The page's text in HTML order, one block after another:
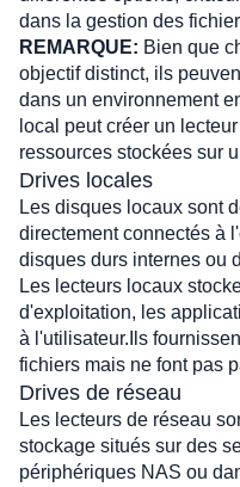
dans la gestion des
REMARQUE: Bien que
objectif distinct, ils
dans un environnement
local peut créer un
ressources stockées sur
Drives locales
Les disques locaux sont
directement connectés à
disques durs internes ou
Les lecteurs locaux
d'exploitation, les
à l'utilisateur.Ils
fichiers mais ne font pas
Drives de réseau
Les lecteurs de réseau
stockage situés sur des
périphériques NAS ou